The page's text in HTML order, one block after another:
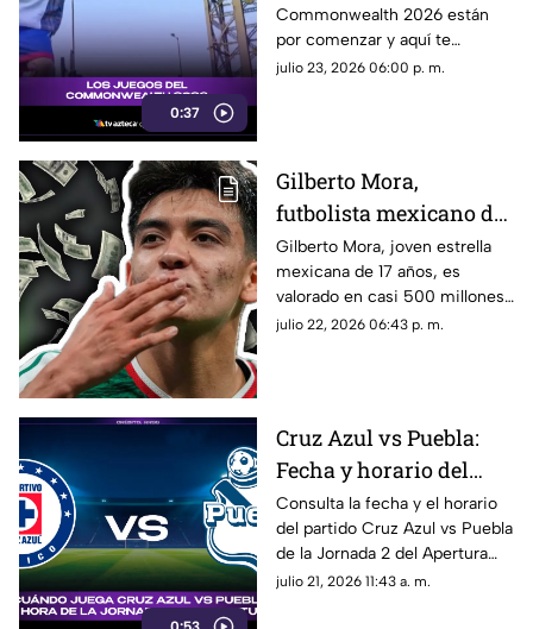
0:37
se trata
Commonwealth 2026 están
por comenzar y aquí te
contamos qué son, cuándo se
julio 23, 2026 06:00 p. m.
Gilberto Mora,
futbolista mexicano de
17 años de edad, es
valorado en casi 500
millones tras la Copa
Mundial de la FIFA
Gilberto Mora, joven estrella
mexicana de 17 años, es
valorado en casi 500 millones
tras la Copa Mundial de la FIFA
julio 22, 2026 06:43 p. m.
Cruz Azul vs Puebla:
Fecha y horario del
partido de la Jornada 2
del Apertura 2026 de la
Liga MX
Consulta la fecha y el horario
del partido Cruz Azul vs Puebla
de la Jornada 2 del Apertura
2026 de la Liga MX.
julio 21, 2026 11:43 a. m.